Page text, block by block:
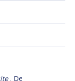
. De